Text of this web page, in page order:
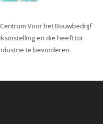
Voor het Bouwbedrijf
en die heeft tot
te bevorderen.